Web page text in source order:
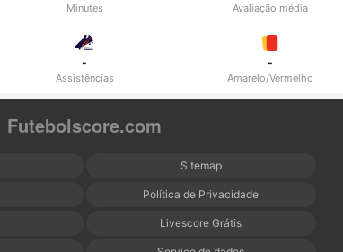
Minutes Avaliação média
-
Assistências
-
Amarelo/Vermelho
Futebolscore.com
Sitemap
Política de Privacidade
Livescore Grátis